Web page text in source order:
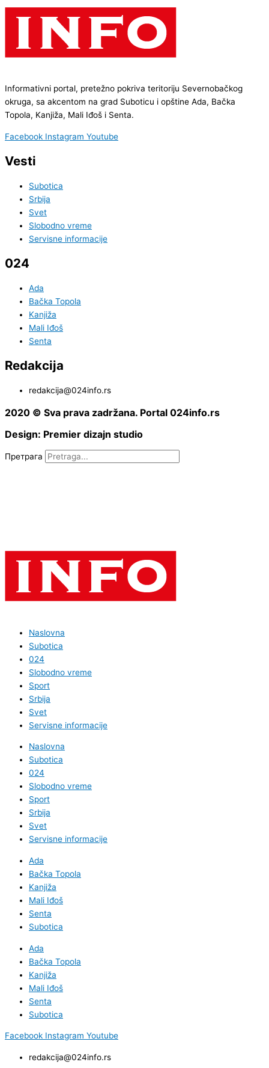
Informativni portal, pretežno pokriva teritoriju Severnobačkog
okruga, sa akcentom na grad Suboticu i opštine Ada, Bačka
Topola, Kanjiža, Mali Iđoš i Senta.
Facebook Instagram Youtube
Vesti
Subotica
Srbija
Svet
Slobodno vreme
Servisne informacije
024
Ada
Bačka Topola
Kanjiža
Mali Iđoš
Senta
Redakcija
redakcija@024info.rs
2020 © Sva prava zadržana. Portal 024info.rs
Design: Premier dizajn studio
Претрага
Naslovna
Subotica
024
Slobodno vreme
Sport
Srbija
Svet
Servisne informacije
Naslovna
Subotica
024
Slobodno vreme
Sport
Srbija
Svet
Servisne informacije
Ada
Bačka Topola
Kanjiža
Mali Iđoš
Senta
Subotica
Ada
Bačka Topola
Kanjiža
Mali Iđoš
Senta
Subotica
Facebook Instagram Youtube
redakcija@024info.rs